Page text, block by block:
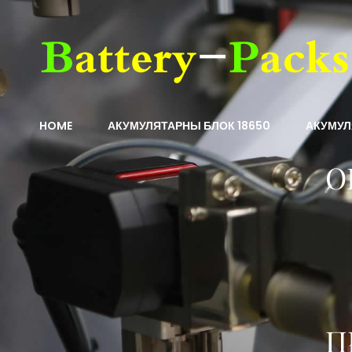
HOME АКУМУЛЯТАРНЫ БЛОК 18650